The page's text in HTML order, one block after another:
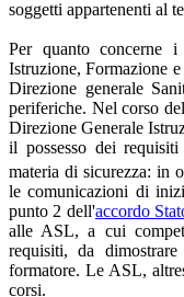
soggetti appartenenti al
Per quanto concerne
Istruzione, Formazione
Direzione generale
periferiche. Nel corso
Direzione Generale
il possesso dei
materia di sicurezza: in
le comunicazioni di
punto 2 dell'accordo
alle ASL, a cui
requisiti, da
formatore. Le ASL,
corsi.